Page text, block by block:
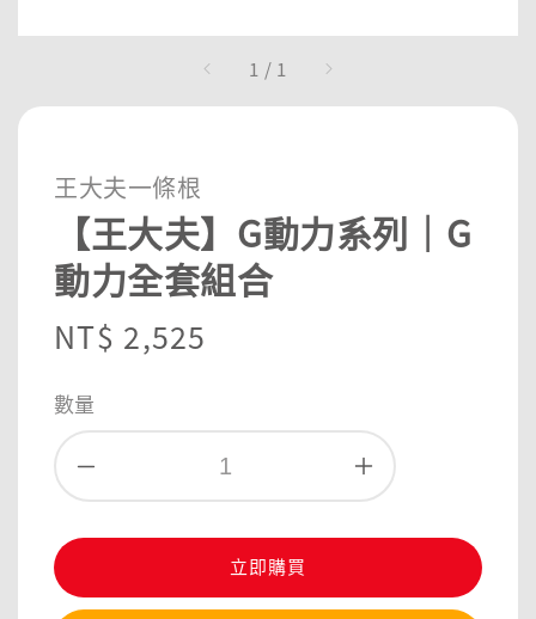
1 / 1
王大夫一條根
【王大夫】G動力系列｜G
動力全套組合
Regular
NT$ 2,525
數量
立即購買